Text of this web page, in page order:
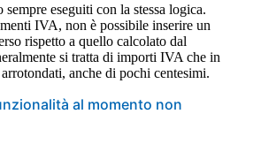
eseguiti con la stessa logica.
IVA, non è possibile inserire un
rispetto a quello calcolato dal
si tratta di importi IVA che in
anche di pochi centesimi.
al momento non